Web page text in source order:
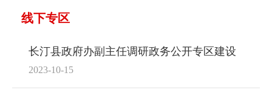
线下专区
2023-10-15
长汀县政府办副主任调研政务公开专区建设